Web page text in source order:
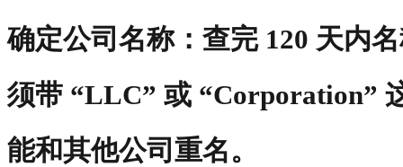
确定公司名称：查完 120 天内
须带 “LLC” 或 “Corporation”
能和其他公司重名。